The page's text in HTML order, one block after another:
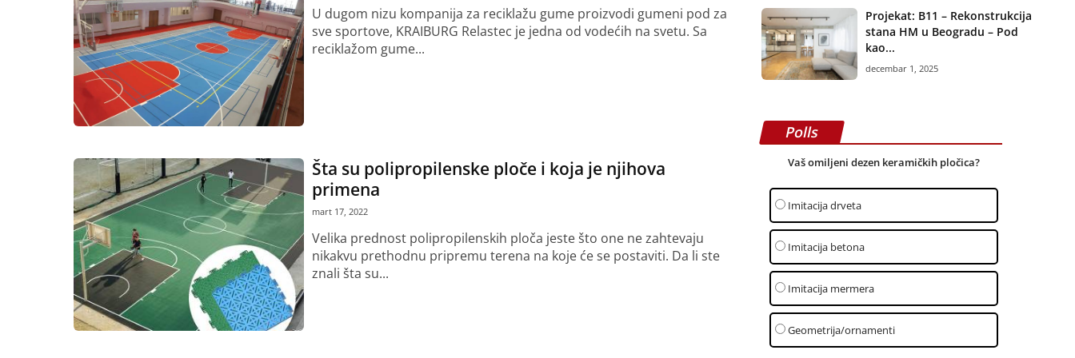
U dugom nizu kompanija za reciklažu gume proizvodi gumeni pod za
sve sportove, KRAIBURG Relastec je jedna od vodećih na svetu. Sa
reciklažom gume...
Šta su polipropilenske ploče i koja je njihova
primena
mart 17, 2022
Velika prednost polipropilenskih ploča jeste što one ne zahtevaju
nikakvu prethodnu pripremu terena na koje će se postaviti. Da li ste
znali šta su...
Projekat: B11 – Rekonstrukcija
stana HM u Beogradu – Pod
kao...
decembar 1, 2025
Polls
Vaš omiljeni dezen keramičkih pločica?
Imitacija drveta
Imitacija betona
Imitacija mermera
Geometrija/ornamenti